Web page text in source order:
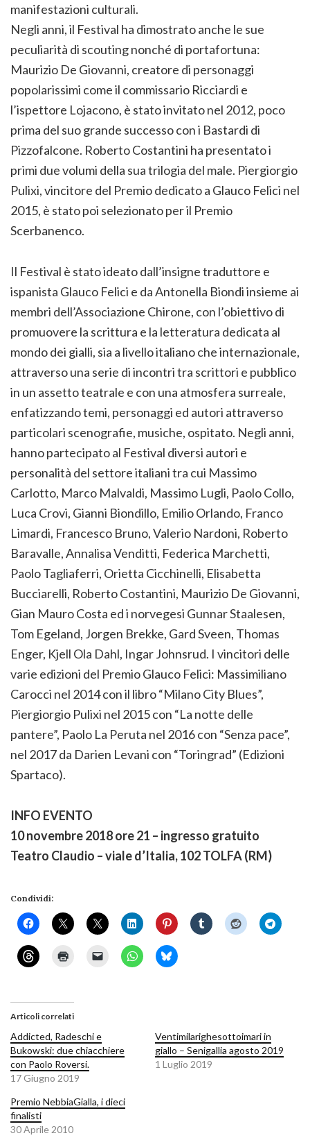
manifestazioni culturali.
Negli anni, il Festival ha dimostrato anche le sue
peculiarità di scouting nonché di portafortuna:
Maurizio De Giovanni, creatore di personaggi
popolarissimi come il commissario Ricciardi e
l’ispettore Lojacono, è stato invitato nel 2012, poco
prima del suo grande successo con i Bastardi di
Pizzofalcone. Roberto Costantini ha presentato i
primi due volumi della sua trilogia del male. Piergiorgio
Pulixi, vincitore del Premio dedicato a Glauco Felici nel
2015, è stato poi selezionato per il Premio
Scerbanenco.
Il Festival è stato ideato dall’insigne traduttore e
ispanista Glauco Felici e da Antonella Biondi insieme ai
membri dell’Associazione Chirone, con l’obiettivo di
promuovere la scrittura e la letteratura dedicata al
mondo dei gialli, sia a livello italiano che internazionale,
attraverso una serie di incontri tra scrittori e pubblico
in un assetto teatrale e con una atmosfera surreale,
enfatizzando temi, personaggi ed autori attraverso
particolari scenografie, musiche, ospitato. Negli anni,
hanno partecipato al Festival diversi autori e
personalità del settore italiani tra cui Massimo
Carlotto, Marco Malvaldi, Massimo Lugli, Paolo Collo,
Luca Crovi, Gianni Biondillo, Emilio Orlando, Franco
Limardi, Francesco Bruno, Valerio Nardoni, Roberto
Baravalle, Annalisa Venditti, Federica Marchetti,
Paolo Tagliaferri, Orietta Cicchinelli, Elisabetta
Bucciarelli, Roberto Costantini, Maurizio De Giovanni,
Gian Mauro Costa ed i norvegesi Gunnar Staalesen,
Tom Egeland, Jorgen Brekke, Gard Sveen, Thomas
Enger, Kjell Ola Dahl, Ingar Johnsrud. I vincitori delle
varie edizioni del Premio Glauco Felici: Massimiliano
Carocci nel 2014 con il libro “Milano City Blues”,
Piergiorgio Pulixi nel 2015 con “La notte delle
pantere”, Paolo La Peruta nel 2016 con “Senza pace”,
nel 2017 da Darien Levani con “Toringrad” (Edizioni
Spartaco).
INFO EVENTO
10 novembre 2018 ore 21 – ingresso gratuito
Teatro Claudio – viale d’Italia, 102 TOLFA (RM)
Condividi:
Articoli correlati
Addicted, Radeschi e
Bukowski: due chiacchiere
con Paolo Roversi.
17 Giugno 2019
Ventimilarighesottoimari in
giallo – Senigallia agosto 2019
1 Luglio 2019
Premio NebbiaGialla, i dieci
finalisti
30 Aprile 2010